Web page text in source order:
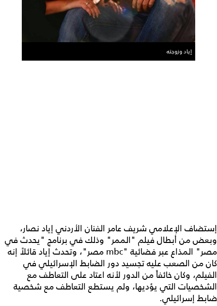
إياد وزوجته
إستضاف الإعلامي شريف عامر الفنان الأردني إياد نصار،
وبعض من أبطال فيلم "الممر" وذلك في برنامج "يحدث في
مصر" المذاع عبر فضائية "mbc مصر"، وتحدث إياد قائلاً إنه
كان من الصعب عليه تجسيد دور الضابط الإسرائيلي في
الفيلم، وكان خائفاً من الدور لأنه اعتاد على التعاطف مع
الشخصيات التي يؤديها، ولم يستطع التعاطف مع شخصية
ضابط إسرائيلي.